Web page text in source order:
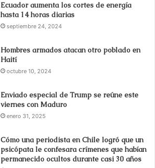
Ecuador aumenta los cortes de energía
hasta 14 horas diarias
septiembre 24, 2024
Hombres armados atacan otro poblado en
Haití
octubre 10, 2024
Enviado especial de Trump se reúne este
viernes con Maduro
enero 31, 2025
Cómo una periodista en Chile logró que un
psicópata le confesara crímenes que habían
permanecido ocultos durante casi 30 años